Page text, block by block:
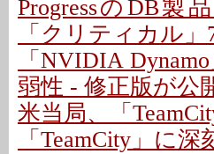
ProgressのDB製
「クリティカル」
「NVIDIA
弱性 - 修正版が公
米当局、「
「TeamCity」に